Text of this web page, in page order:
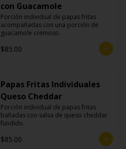
con Guacamole
Porción individual de papas fritas
acompañadas con una porción de
guacamole cremoso.
$85.00
Papas Fritas Individuales
Queso Cheddar
Porción individual de papas fritas
bañadas con salsa de queso cheddar
fundido.
$85.00